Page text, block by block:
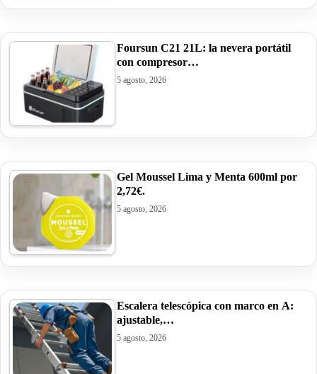
Foursun C21 21L: la nevera portátil
con compresor…
5 agosto, 2026
Gel Moussel Lima y Menta 600ml por
2,72€.
5 agosto, 2026
Escalera telescópica con marco en A:
ajustable,…
5 agosto, 2026